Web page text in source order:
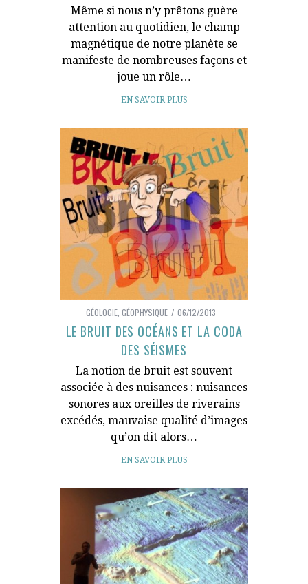
Même si nous n’y prêtons guère
attention au quotidien, le champ
magnétique de notre planète se
manifeste de nombreuses façons et
joue un rôle…
EN SAVOIR PLUS
GÉOLOGIE, GÉOPHYSIQUE 06/12/2013
LE BRUIT DES OCÉANS ET LA CODA
DES SÉISMES
La notion de bruit est souvent
associée à des nuisances : nuisances
sonores aux oreilles de riverains
excédés, mauvaise qualité d’images
qu’on dit alors…
EN SAVOIR PLUS